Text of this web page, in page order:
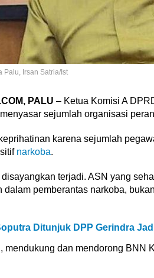
Palu, Irsan Satria/Ist
PALU – Ketua Komisi A
sejumlah organisasi
karena sejumlah
narkoba.
terjadi. ASN yang
dalam pemberantas narkoba,
Ditunjuk DPP Gerindra
mendukung dan mendorong BNN